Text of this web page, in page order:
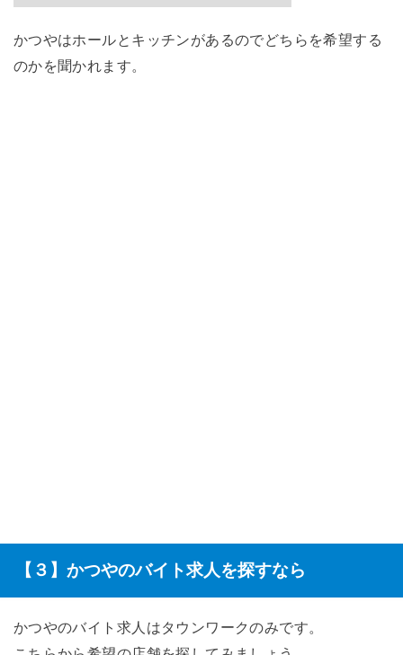
かつやはホールとキッチンがあるのでどちらを希望する
のかを聞かれます。
【３】かつやのバイト求人を探すなら
かつやのバイト求人はタウンワークのみです。